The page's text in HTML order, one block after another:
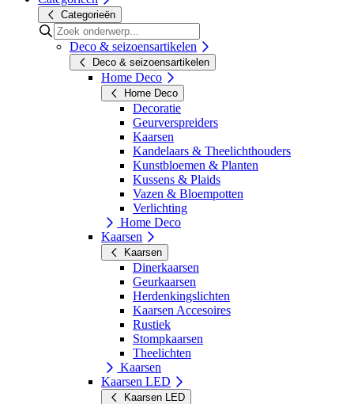
Categorieën
Deco & seizoensartikelen
Deco & seizoensartikelen
Home Deco
Home Deco
Decoratie
Geurverspreiders
Kaarsen
Kandelaars & Theelichthouders
Kunstbloemen & Planten
Kussens & Plaids
Vazen & Bloempotten
Verlichting
Home Deco
Kaarsen
Kaarsen
Dinerkaarsen
Geurkaarsen
Herdenkingslichten
Kaarsen Accesoires
Rustiek
Stompkaarsen
Theelichten
Kaarsen
Kaarsen LED
Kaarsen LED